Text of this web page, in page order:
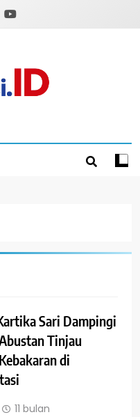
Sari Dampingi
Tinjau
di
11 bulan